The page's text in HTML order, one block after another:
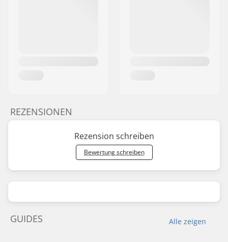
REZENSIONEN
Rezension schreiben
Bewertung schreiben
Alle zeigen
GUIDES